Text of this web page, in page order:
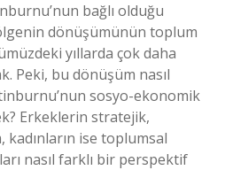
bağlı olduğu
dönüşümünün toplum
yıllarda çok daha
Peki, bu dönüşüm nasıl
sosyo-ekonomik
Erkeklerin stratejik,
kadınların ise toplumsal
nasıl farklı bir perspektif